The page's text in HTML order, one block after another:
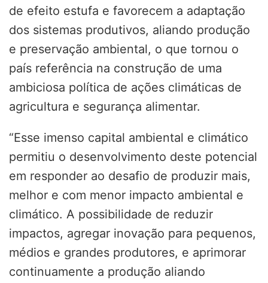
de efeito estufa e favorecem a adaptação
dos sistemas produtivos, aliando produção
e preservação ambiental, o que tornou o
país referência na construção de uma
ambiciosa política de ações climáticas de
agricultura e segurança alimentar.
“Esse imenso capital ambiental e climático
permitiu o desenvolvimento deste potencial
em responder ao desafio de produzir mais,
melhor e com menor impacto ambiental e
climático. A possibilidade de reduzir
impactos, agregar inovação para pequenos,
médios e grandes produtores, e aprimorar
continuamente a produção aliando